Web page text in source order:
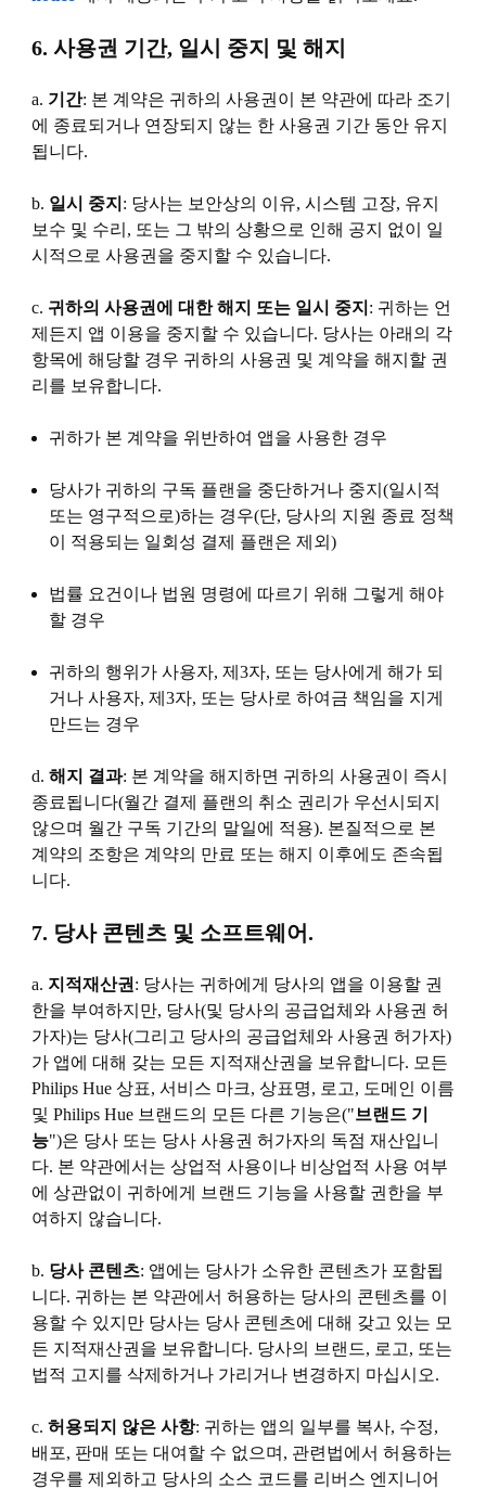
6. 사용권 기간, 일시 중지 및 해지
a. 기간: 본 계약은 귀하의 사용권이 본 약관에 따라 조기
에 종료되거나 연장되지 않는 한 사용권 기간 동안 유지
됩니다.
b. 일시 중지 : 당사는 보안상의 이유, 시스템 고장, 유지
보수 및 수리, 또는 그 밖의 상황으로 인해 공지 없이 일
시적으로 사용권을 중지할 수 있습니다.
c. 귀하의 사용권에 대한 해지 또는 일시 중지 : 귀하는 언
제든지 앱 이용을 중지할 수 있습니다. 당사는 아래의 각
항목에 해당할 경우 귀하의 사용권 및 계약을 해지할 권
리를 보유합니다.
귀하가 본 계약을 위반하여 앱을 사용한 경우
당사가 귀하의 구독 플랜을 중단하거나 중지(일시적
또는 영구적으로)하는 경우(단, 당사의 지원 종료 정책
이 적용되는 일회성 결제 플랜은 제외)
법률 요건이나 법원 명령에 따르기 위해 그렇게 해야
할 경우
귀하의 행위가 사용자, 제3자, 또는 당사에게 해가 되
거나 사용자, 제3자, 또는 당사로 하여금 책임을 지게
만드는 경우
d. 해지 결과: 본 계약을 해지하면 귀하의 사용권이 즉시
종료됩니다(월간 결제 플랜의 취소 권리가 우선시되지
않으며 월간 구독 기간의 말일에 적용). 본질적으로 본
계약의 조항은 계약의 만료 또는 해지 이후에도 존속됩
니다.
7. 당사 콘텐츠 및 소프트웨어.
a. 지적재산권 : 당사는 귀하에게 당사의 앱을 이용할 권
한을 부여하지만, 당사(및 당사의 공급업체와 사용권 허
가자)는 당사(그리고 당사의 공급업체와 사용권 허가자)
가 앱에 대해 갖는 모든 지적재산권을 보유합니다. 모든
Philips Hue 상표, 서비스 마크, 상표명, 로고, 도메인 이름
및 Philips Hue 브랜드의 모든 다른 기능은("브랜드 기
능")은 당사 또는 당사 사용권 허가자의 독점 재산입니
다. 본 약관에서는 상업적 사용이나 비상업적 사용 여부
에 상관없이 귀하에게 브랜드 기능을 사용할 권한을 부
여하지 않습니다.
b. 당사 콘텐츠: 앱에는 당사가 소유한 콘텐츠가 포함됩
니다. 귀하는 본 약관에서 허용하는 당사의 콘텐츠를 이
용할 수 있지만 당사는 당사 콘텐츠에 대해 갖고 있는 모
든 지적재산권을 보유합니다. 당사의 브랜드, 로고, 또는
법적 고지를 삭제하거나 가리거나 변경하지 마십시오.
c. 허용되지 않은 사항: 귀하는 앱의 일부를 복사, 수정,
배포, 판매 또는 대여할 수 없으며, 관련법에서 허용하는
경우를 제외하고 당사의 소스 코드를 리버스 엔지니어